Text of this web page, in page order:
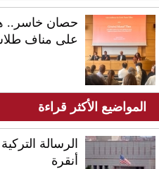
حصان خاسر..
على مناف
المواضيع الأكثر قراءة
أنقرة